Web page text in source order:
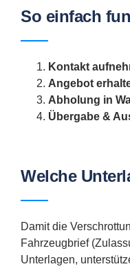
So einfach
Kontakt
Angebot
Abholung in
Übergabe &
Welche
Damit die
Fahrzeugbrief
Unterlagen,